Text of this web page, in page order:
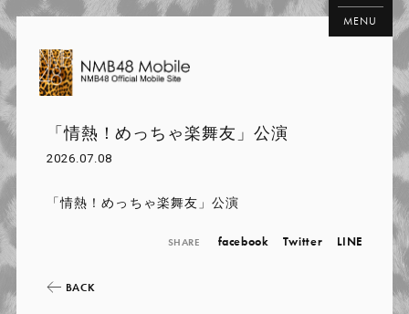
MENU
「情熱！めっちゃ楽舞友」公演
2026.07.08
「情熱！めっちゃ楽舞友」公演
SHARE facebook Twitter LINE
BACK